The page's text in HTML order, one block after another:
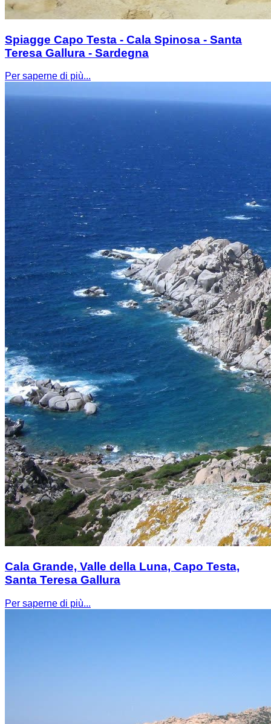
Spiagge Capo Testa - Cala Spinosa - Santa
Teresa Gallura - Sardegna
Per saperne di più...
Cala Grande, Valle della Luna, Capo Testa,
Santa Teresa Gallura
Per saperne di più...